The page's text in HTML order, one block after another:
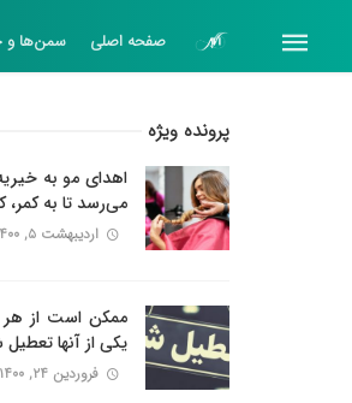
صفحه اصلی سمن‌ها و
پرونده ویژه
اهدای مو به
می‌رسد تا به کمر،
اردیبهشت ۵, ۱۴۰۰
یکی از آنها
فروردین ۲۴, ۱۴۰۰